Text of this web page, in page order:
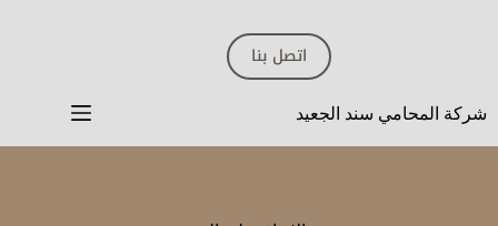
اتصل بنا
شركة المحامي سند الجعيد